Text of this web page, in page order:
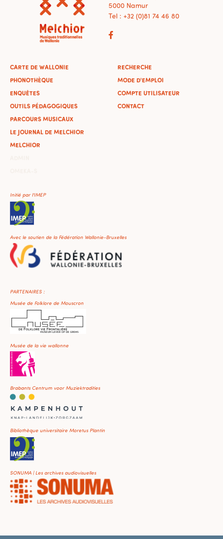
5000 Namur
Tel : +32 (0)81 74 46 80
CARTE DE WALLONIE
PHONOTHÈQUE
ENQUÊTES
OUTILS PÉDAGOGIQUES
PARCOURS MUSICAUX
LE JOURNAL DE MELCHIOR
MELCHIOR
RECHERCHE
MODE D'EMPLOI
COMPTE UTILISATEUR
CONTACT
Initié par l'IMEP
Avec le soutien de la Fédération Wallonie-Bruxelles
PARTENAIRES :
Musée de Folklore de Mouscron
Musée de la vie wallonne
Brabants Centrum voor Muziektradities
Bibliothèque universitaire Moretus Plantin
SONUMA | Les archives audiovisuelles